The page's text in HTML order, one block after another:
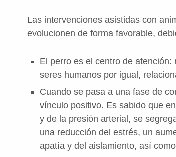
Las intervenciones asistidas con
evolucionen de forma favorable,
El perro es el centro de
seres humanos por igual,
Cuando se pasa a una fase de
vínculo positivo. Es sabido que
y de la presión arterial, se
una reducción del estrés, un
apatía y del aislamiento, así